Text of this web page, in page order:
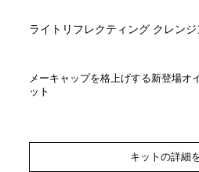
ライトリフレクティング クレン
メーキャップを格上げする新登場オ
ット
キットの詳細